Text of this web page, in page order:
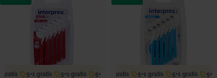
5+1 gratis 5+1 gratis 5+1 gratis 5+1 gratis 5+1 gratis
5+1 gratis 5+1 gratis 5+1 gratis 5+1